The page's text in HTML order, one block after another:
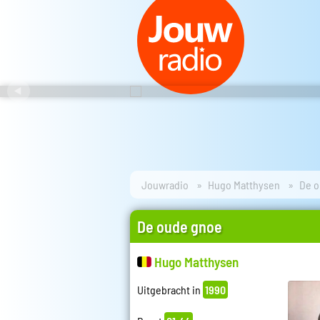
Jouwradio Hugo Matthysen De
De oude gnoe
Hugo Matthysen
Uitgebracht in 1990